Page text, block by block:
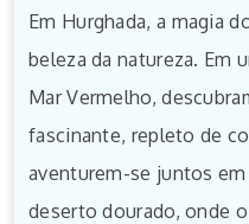
Em Hurghada, a magia
beleza da natureza. Em
Mar Vermelho,
fascinante, repleto de
aventurem-se juntos
deserto dourado, onde